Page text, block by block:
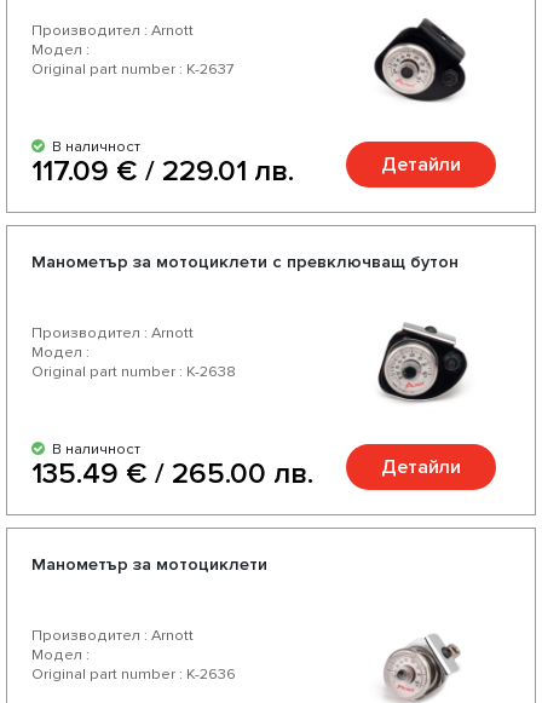
Производител : Arnott
Модел :
Original part number : K-2637
В наличност
117.09 € / 229.01 лв. Детайли
Манометър за мотоциклети с превключващ бутон
Производител : Arnott
Модел :
Original part number : K-2638
В наличност
135.49 € / 265.00 лв. Детайли
Манометър за мотоциклети
Производител : Arnott
Модел :
Original part number : K-2636